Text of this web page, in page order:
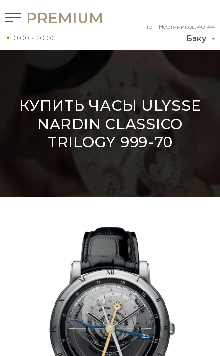
Баку
пр-т Нефтяников, 40-44
PREMIUM
10:00 - 20:00
КУПИТЬ ЧАСЫ ULYSSE
NARDIN CLASSICO
TRILOGY 999-70